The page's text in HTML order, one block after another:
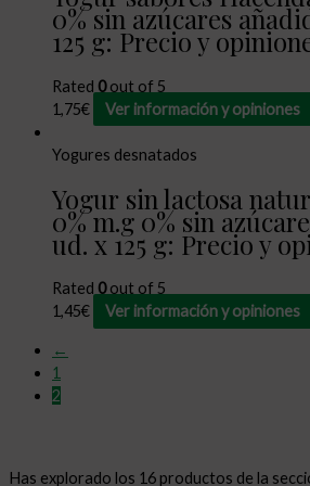
0% sin azúcares
125 g: Precio y
Rated 0out of 5
1,75€ Ver información y opiniones
Yogures desnatados
Yogur sin lactosa
0% m.g 0% sin
ud. x 125 g: Precio y
Rated 0out of 5
1,45€ Ver información y opiniones
←
1
2
Has explorado los 16 productos de la